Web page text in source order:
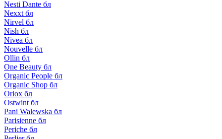
Nesti Dante бл
Nexxt бл
Nirvel бл
Nish бл
Nivea бл
Nouvelle бл
Ollin бл
One Beauty бл
Organic People бл
Organic Shop бл
Oriox бл
Ostwint бл
Pani Walewska бл
Parisienne бл
Periche бл